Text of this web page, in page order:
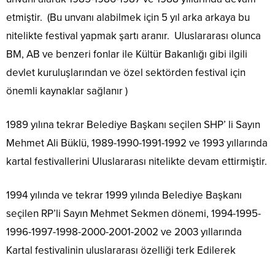
etmiştir. (Bu unvanı alabilmek için 5 yıl arka arkaya bu
nitelikte festival yapmak şartı aranır. Uluslararası olunca
BM, AB ve benzeri fonlar ile Kültür Bakanlığı gibi ilgili
devlet kuruluşlarından ve özel sektörden festival için
önemli kaynaklar sağlanır )
1989 yılına tekrar Belediye Başkanı seçilen SHP’ li Sayın
Mehmet Ali Büklü, 1989-1990-1991-1992 ve 1993 yıllarında
kartal festivallerini Uluslararası nitelikte devam ettirmiştir.
1994 yılında ve tekrar 1999 yılında Belediye Başkanı
seçilen RP’li Sayın Mehmet Sekmen dönemi, 1994-1995-
1996-1997-1998-2000-2001-2002 ve 2003 yıllarında
Kartal festivalinin uluslararası özelliği terk Edilerek